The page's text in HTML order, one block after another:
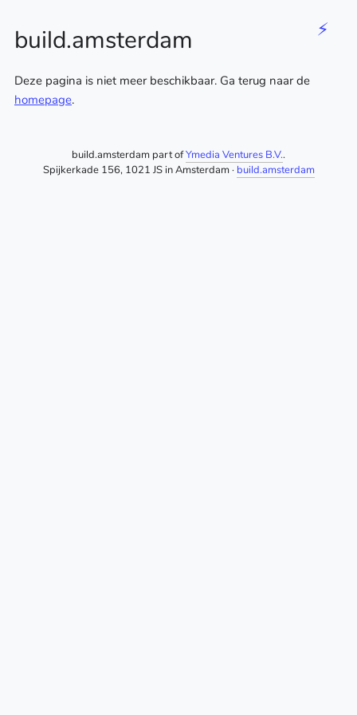
⚡
build.amsterdam
Deze pagina is niet meer beschikbaar. Ga terug naar de
homepage.
build.amsterdam part ofYmedia Ventures B.V..
Spijkerkade 156, 1021 JS in Amsterdam · build.amsterdam